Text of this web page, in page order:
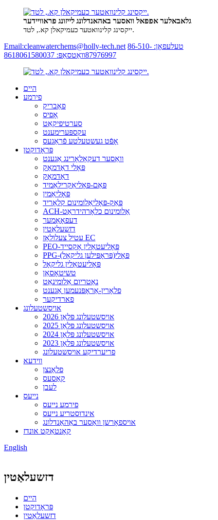
גלאבאלער אפפאל וואסער באהאנדלונג לייזונג פראוויידער
ייקסינג קלינוואטער כעמיקאלן קא., לטד.
Email:cleanwaterchems@holly-tech.net טעלעפאָן: 86-510-
87976997וואַטסאַפּ: 8618061580037
היים
פירמע
פאַבריק
אָפיס
סערטיפיקאַט
עקספּערימענט
אָפֿט געשטעלטע פֿראַגעס
פּראָדוקטן
וואַסער דעקאָלאָרינג אַגענט
פּאָלי דאַדמאַק
דאַדמאַק
פּאַם-פּאָליאַקרילאַמיד
פּאָליאַמין
פּאַק-פּאָליאַלומינום קלאָריד
ACH-אַלומינום כלאָרהידראַט
דעפאָאַמער
דזשעלאַטין
עטיל צעלולאָז EC
PEO-פּאָליעטאַלין אָקסייד
PPG-פּאָלי(פּראָפּילען גליקאָל)
פּאָליעטאַלין גליקאָל
טשיטאָסאַן
נאַטריום אַלומינאַט
פלאָרין-אַראָפּנעמען אַגענט
פארדיקער
אויסשטעלונג
2026 אויסשטעלונג פּלאַן
2025 אויסשטעלונג פּלאַן
2024 אויסשטעלונג פּלאַן
2023 אויסשטעלונג פּלאַן
פריערדיקע אויסשטעלונג
ווידעא
פלאַנצן
קאַסעס
לעבן
נייעס
פירמע נייעס
אינדוסטריע נייעס
אויספאָרשן וואַסער באַהאַנדלונג
קאָנטאַקט אונדז
English
דזשעלאַטין
היים
פּראָדוקטן
דזשעלאַטין